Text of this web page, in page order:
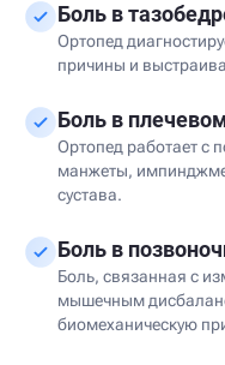
Боль в
Ортопед
причины и
Боль в
Ортопед работает с
манжеты,
сустава.
Боль в
Боль, связанная с
мышечным
биомеханическую